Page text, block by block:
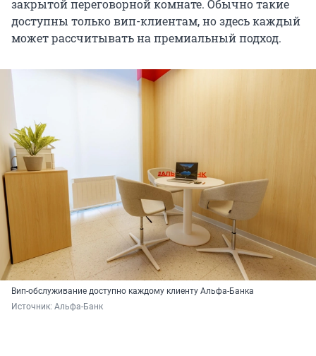
закрытой переговорной комнате. Обычно такие
доступны только вип-клиентам, но здесь каждый
может рассчитывать на премиальный подход.
Вип-обслуживание доступно каждому клиенту Альфа-Банка
Источник: Альфа-Банк